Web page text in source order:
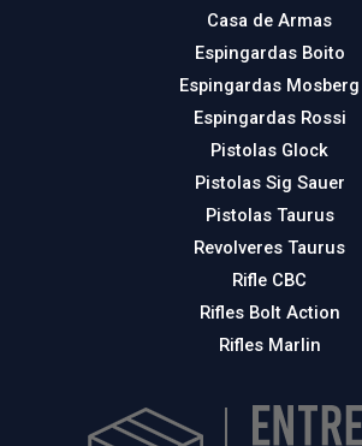
Casa de Armas
Espingardas Boito
Espingardas Mosberg
Espingardas Rossi
Pistolas Glock
Pistolas Sig Sauer
Pistolas Taurus
Revolveres Taurus
Rifle CBC
Rifles Bolt Action
Rifles Marlin